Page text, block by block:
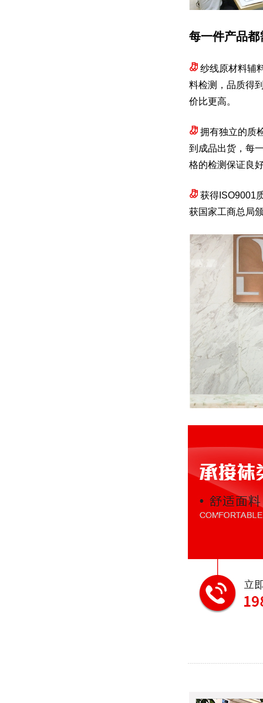
每一件产品
纱线原材料辅
料检测，品质得
价比更高。
拥有独立的质
到成品出货，每
格的检测保证良
获得ISO9001
获国家工商总局